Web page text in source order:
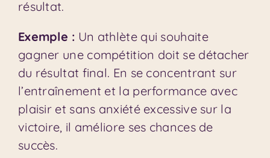
résultat.
Exemple : Un athlète qui souhaite
gagner une compétition doit se détacher
du résultat final. En se concentrant sur
l’entraînement et la performance avec
plaisir et sans anxiété excessive sur la
victoire, il améliore ses chances de
succès.